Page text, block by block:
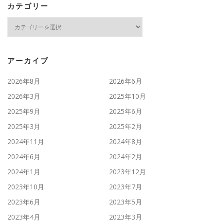
カテゴリー
ー
アーカイブ
2026年8月
2026年6月
2026年3月
2025年10月
2025年9月
2025年6月
2025年3月
2025年2月
2024年11月
2024年8月
2024年6月
2024年2月
2024年1月
2023年12月
2023年10月
2023年7月
2023年6月
2023年5月
2023年4月
2023年3月